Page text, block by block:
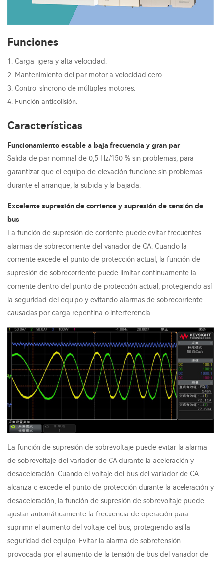
Funciones
1. Carga ligera y alta velocidad.
2. Mantenimiento del par motor a velocidad cero.
3. Control síncrono de múltiples motores.
4. Función anticolisión.
Características
Funcionamiento estable a baja frecuencia y gran par
Salida de par nominal de 0,5 Hz/150 % sin problemas, para
garantizar que el equipo de elevación funcione sin problemas
durante el arranque, la subida y la bajada.
Excelente supresión de corriente y supresión de tensión de
bus
La función de supresión de corriente puede evitar frecuentes
alarmas de sobrecorriente del variador de CA. Cuando la
corriente excede el punto de protección actual, la función de
supresión de sobrecorriente puede limitar continuamente la
corriente dentro del punto de protección actual, protegiendo así
la seguridad del equipo y evitando alarmas de sobrecorriente
causadas por carga repentina o interferencia.
La función de supresión de sobrevoltaje puede evitar la alarma
de sobrevoltaje del variador de CA durante la aceleración y
desaceleración. Cuando el voltaje del bus del variador de CA
alcanza o excede el punto de protección durante la aceleración y
desaceleración, la función de supresión de sobrevoltaje puede
ajustar automáticamente la frecuencia de operación para
suprimir el aumento del voltaje del bus, protegiendo así la
seguridad del equipo. Evitar la alarma de sobretensión
provocada por el aumento de la tensión de bus del variador de